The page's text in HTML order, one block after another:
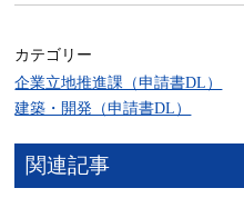
カテゴリー
企業立地推進課（申請書DL）
建築・開発（申請書DL）
関連記事